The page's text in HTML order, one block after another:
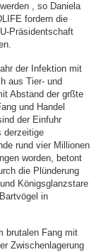
, so Daniela
fordern die
Präsidentschaft
der Infektion mit
aus Tier- und
Abstand der grßte
und Handel
der Einfuhr
derzeitige
rund vier Millionen
worden, betont
die Plünderung
Königsglanzstare
in
brutalen Fang mit
Zwischenlagerung